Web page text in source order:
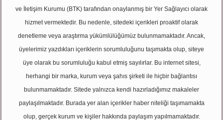
ve İletişim Kurumu (BTK) tarafından onaylanmış bir Yer Sağlayıcı olarak
hizmet vermektedir. Bu nedenle, sitedeki içerikleri proaktif olarak
denetleme veya araştırma yükümlülüğümüz bulunmamaktadır. Ancak,
üyelerimiz yazdıkları içeriklerin sorumluluğunu taşımakta olup, siteye
üye olarak bu sorumluluğu kabul etmiş sayılırlar. Bu internet sitesi,
herhangi bir marka, kurum veya şahıs şirketi ile hiçbir bağlantısı
bulunmamaktadır. Sitede yalnızca kendi hazırladığımız makaleler
paylaşılmaktadır. Burada yer alan içerikler haber niteliği taşımamakta
olup, gerçek kurum ve kişiler hakkında paylaşım yapılmamaktadır.